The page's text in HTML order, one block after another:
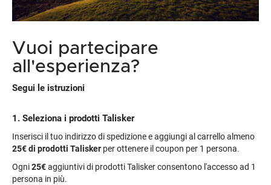
Vuoi partecipare
all'esperienza?
Segui le istruzioni
1. Seleziona i prodotti Talisker
Inserisci il tuo indirizzo di spedizione e aggiungi al carrello almeno
25€di prodotti Talisker per ottenere il coupon per 1 persona.
Ogni25€aggiuntivi di prodotti Talisker consentono l'accesso ad 1
persona in più.